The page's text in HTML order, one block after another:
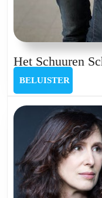
Het Schuuren
BELUISTER